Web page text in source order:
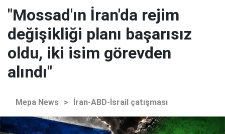
"Mossad'ın İran'da rejim
değişikliği planı başarısız
oldu, iki isim görevden
alındı"
Mepa News > İran-ABD-İsrail çatışması